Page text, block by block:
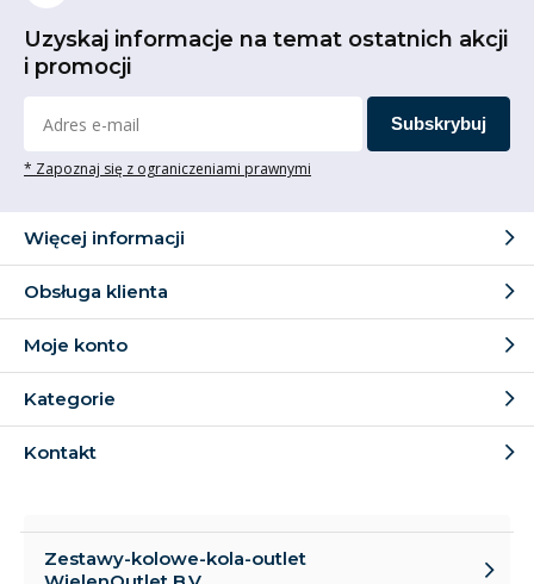
Uzyskaj informacje na temat ostatnich akcji
i promocji
Subskrybuj
* Zapoznaj się z ograniczeniami prawnymi
Więcej informacji
Obsługa klienta
Moje konto
Kategorie
Kontakt
Zestawy-kolowe-kola-outlet